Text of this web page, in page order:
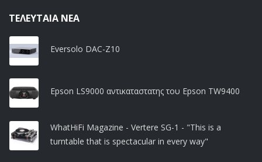
ΤΕΛΕΥΤΑΊΑ ΝΈΑ
Eversolo DAC-Z10
Epson LS9000 αντικαταστατης του Epson TW9400
WhatHiFi Magazine - Vertere SG-1 - "This is a
turntable that is spectacular in every way"